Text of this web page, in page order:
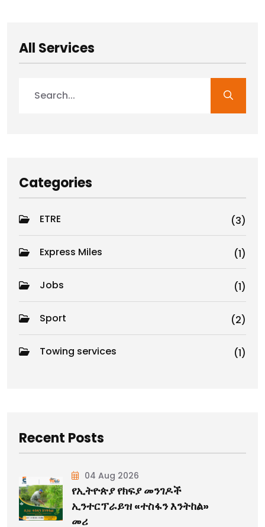
All Services
Categories
ETRE (3)
Express Miles (1)
Jobs (1)
Sport (2)
Towing services (1)
Recent Posts
04 Aug 2026
የኢትዮጵያ የክፍያ መንገዶች
ኢንተርፕራይዝ «ተስፋን እንትከል»
መሪ